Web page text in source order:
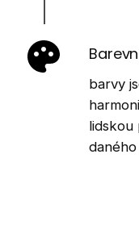
barvy
lidskou